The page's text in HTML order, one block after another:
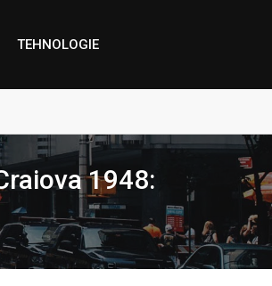
TEHNOLOGIE
1948: